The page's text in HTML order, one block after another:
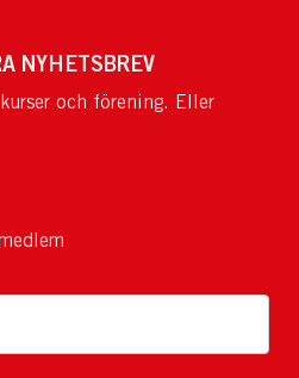
NYHETSBREV
och förening. Eller